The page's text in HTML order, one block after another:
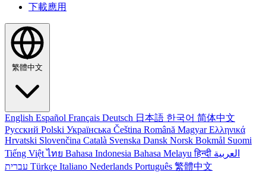
下載應用
繁體中文
English Español Français Deutsch 日本語 한국어 简体中文
Русский Polski Українська Čeština Română MagyarΕλληνικά
Hrvatski Slovenčina Català Svenska Dansk Norsk Bokmål Suomi
Tiếng Việtไทย Bahasa Indonesia Bahasa Melayuहिन्दी العربية
Türkçe Italiano Nederlands Português 繁體中文